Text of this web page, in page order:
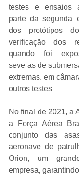
testes e ensaios
parte da segunda
dos protótipos
verificação dos
quando foi
severas de
extremas, em
outros testes.
No final de 2021, a
a Força Aérea
conjunto das
aeronave de
Orion, um
empresa,